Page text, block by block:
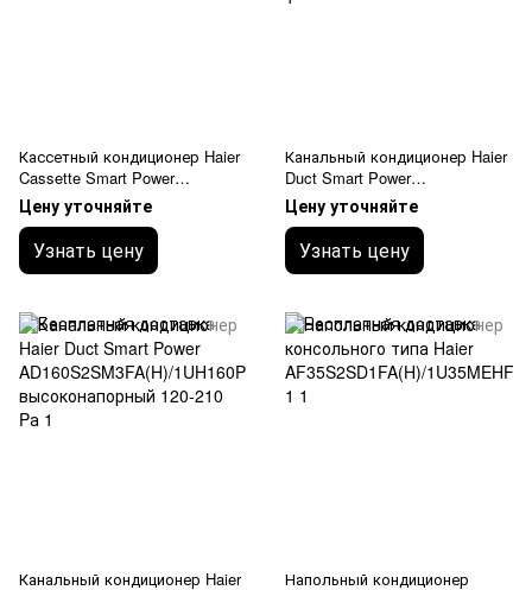
Кассетный кондиционер Haier
Cassette Smart Power
ABH125K1ERG/1UH125P1ERG
Цену уточняйте
Узнать цену
Канальный кондиционер Haier
Duct Smart Power
AD105S2SM3FA/1U105S2SS1F
B средненапорный 25-150 Pа
Цену уточняйте
Узнать цену
Канальный кондиционер Haier
Напольный кондиционер